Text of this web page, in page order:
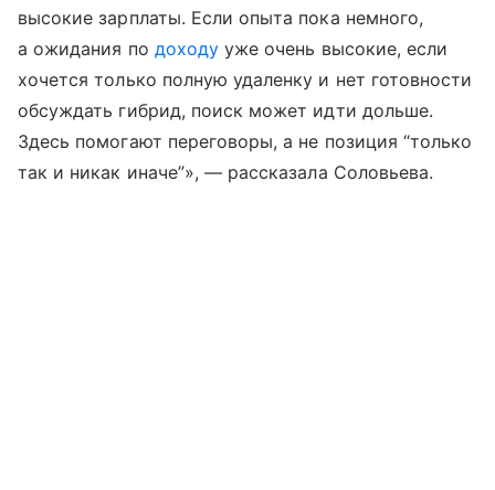
высокие зарплаты. Если опыта пока немного,
а ожидания по доходууже очень высокие, если
хочется только полную удаленку и нет готовности
обсуждать гибрид, поиск может идти дольше.
Здесь помогают переговоры, а не позиция “только
так и никак иначе”», — рассказала Соловьева.